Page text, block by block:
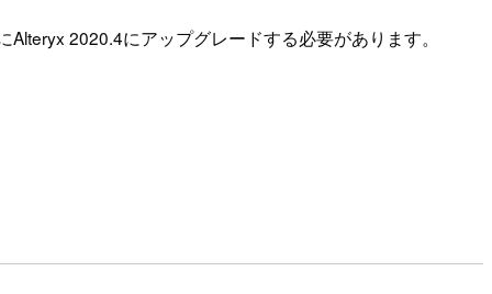
2020.4にアップグレードする必要があります。